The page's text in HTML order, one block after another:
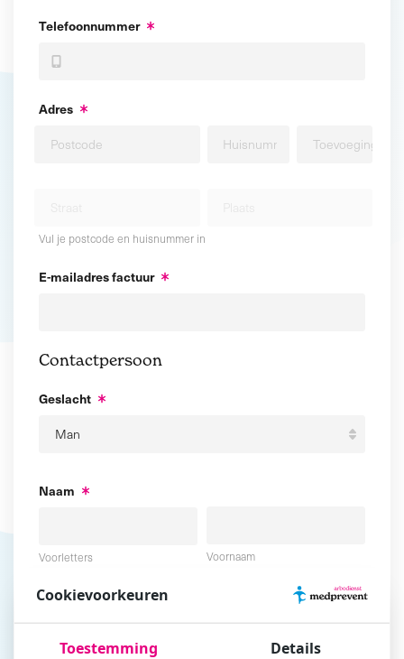
Telefoonnummer
Adres
Vul je postcode en huisnummer in
E-mailadres factuur
Contactpersoon
Geslacht
Naam
Voorletters Voornaam
Cookievoorkeuren
Toestemming Details